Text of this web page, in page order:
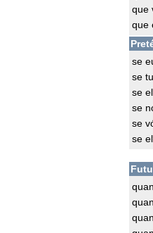
que
que
se
se
se
se
se
se